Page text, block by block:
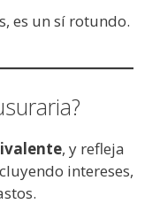
es un sí rotundo.
, y refleja
intereses,